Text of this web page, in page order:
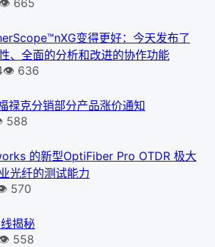
变得更好：今天发布了
、全面的分析和改进的协作功能
👁 636
禄克分销部分产品涨价通知
588
的新型OptiFiber Pro OTDR 极大
光纤的测试能力
570
揭秘
558